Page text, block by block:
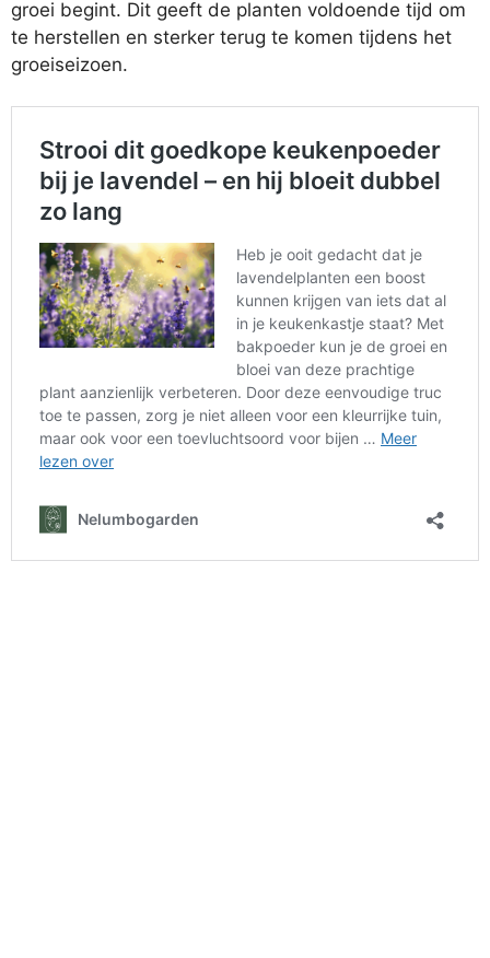
groei begint. Dit geeft de planten voldoende tijd om
te herstellen en sterker terug te komen tijdens het
groeiseizoen.